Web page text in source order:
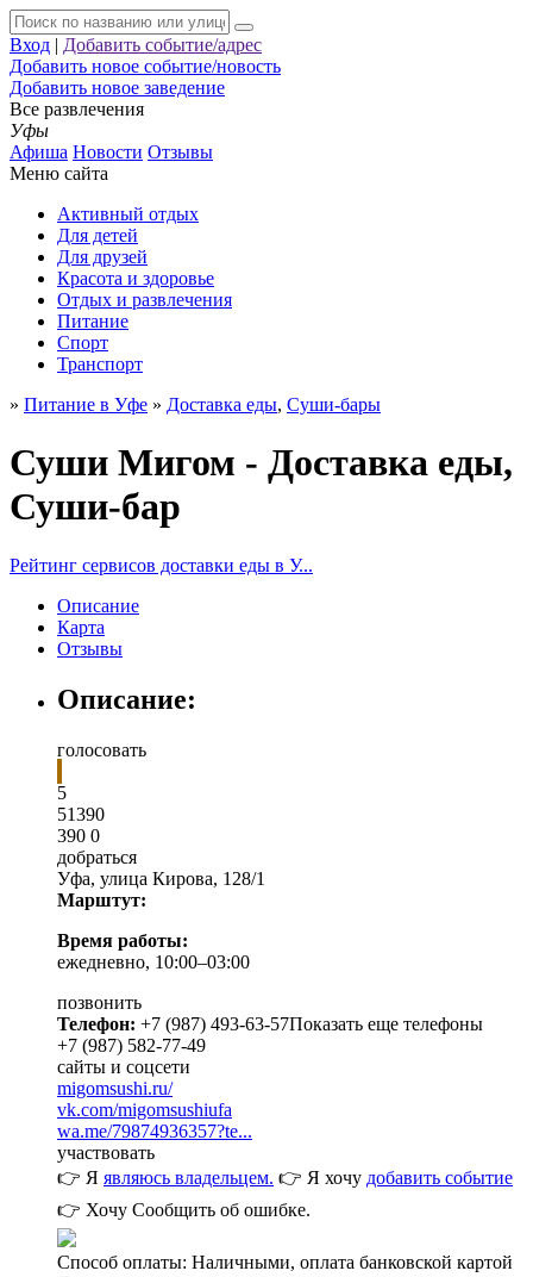
Вход | Добавить событие/адрес
Добавить новое событие/новость
Добавить новое заведение
Все развлечения
Уфы
Афиша Новости Отзывы
Меню сайта
Активный отдых
Для детей
Для друзей
Красота и здоровье
Отдых и развлечения
Питание
Спорт
Транспорт
» Питание в Уфе » Доставка еды, Суши-бары
Суши Мигом - Доставка еды,
Суши-бар
Рейтинг сервисов доставки еды в У...
Описание
Карта
Отзывы
Описание:
голосовать
5
51390
390 0
добраться
Уфа, улица Кирова, 128/1
Марштут:
Время работы:
ежедневно, 10:00–03:00
позвонить
Телефон: +7 (987) 493-63-57Показать еще телефоны
+7 (987) 582-77-49
сайты и соцсети
migomsushi.ru/
vk.com/migomsushiufa
wa.me/79874936357?te...
участвовать
👉 Я являюсь владельцем. 👉 Я хочу добавить событие
👉 Хочу Сообщить об ошибке.
Способ оплаты: Наличными, оплата банковской картой